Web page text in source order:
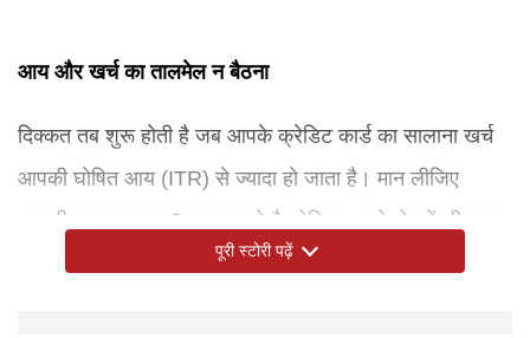
आय और खर्च का तालमेल न बैठना
दिक्कत तब शुरू होती है जब आपके क्रेडिट कार्ड का सालाना खर्च
आपकी घोषित आय (ITR) से ज्यादा हो जाता है। मान लीजिए
आपकी सालाना आय 8 लाख रुपये है, लेकिन आपने दोस्तों की मदद
के चक्कर में अपने कार्ड से साल भर में 12 लाख रुपये की खरीदारी
पूरी स्टोरी पढ़ें